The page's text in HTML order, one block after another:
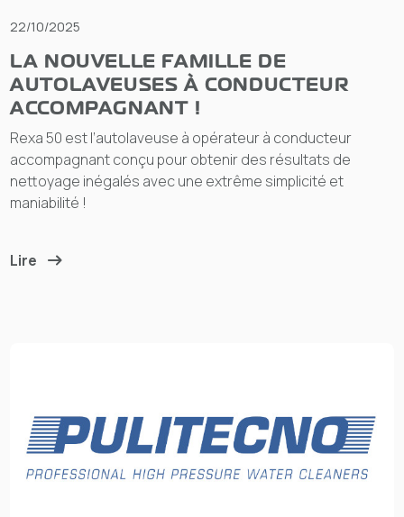
22/10/2025
LA NOUVELLE FAMILLE DE
AUTOLAVEUSES À CONDUCTEUR
ACCOMPAGNANT !
Rexa 50 est l’autolaveuse à opérateur à conducteur
accompagnant conçu pour obtenir des résultats de
nettoyage inégalés avec une extrême simplicité et
maniabilité !
Lire